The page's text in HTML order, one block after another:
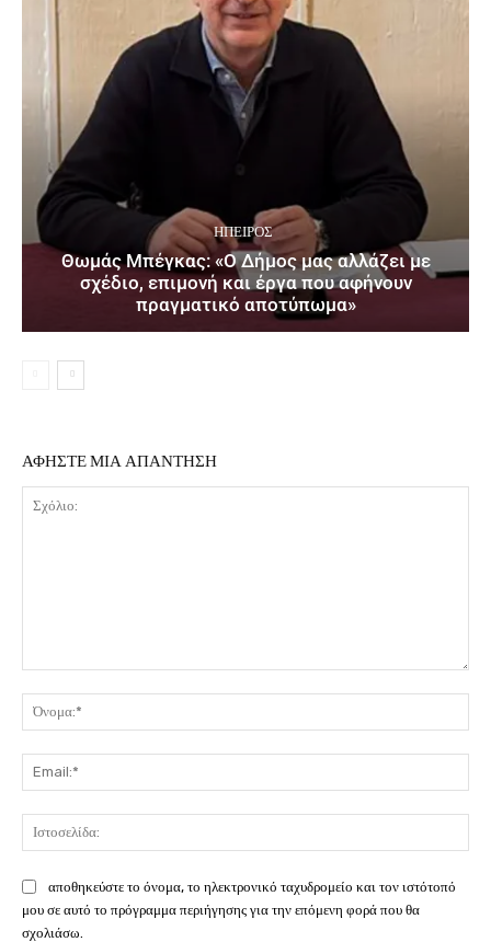
ΉΠΕΙΡΟΣ
Θωμάς Μπέγκας: «Ο Δήμος μας αλλάζει με
σχέδιο, επιμονή και έργα που αφήνουν
πραγματικό αποτύπωμα»
ΑΦΗΣΤΕ ΜΙΑ ΑΠΑΝΤΗΣΗ
αποθηκεύστε το όνομα, το ηλεκτρονικό ταχυδρομείο και τον ιστότοπό
μου σε αυτό το πρόγραμμα περιήγησης για την επόμενη φορά που θα
σχολιάσω.